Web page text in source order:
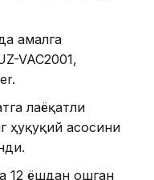
амалга
VAC2001,
лаёқатли
ҳуқуқий асосини
12 ёшдан ошган